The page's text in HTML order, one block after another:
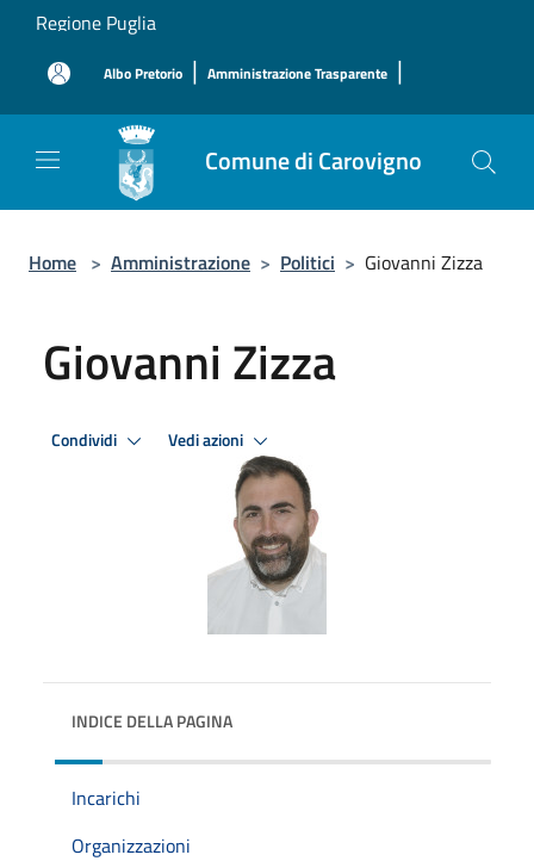
Salta al contenuto principale
Regione Puglia
Albo Pretorio | Amministrazione Trasparente |
Comune di Carovigno
Home > Amministrazione > Politici > Giovanni Zizza
Giovanni Zizza
Condividi Vedi azioni
INDICE DELLA PAGINA
Incarichi
Organizzazioni